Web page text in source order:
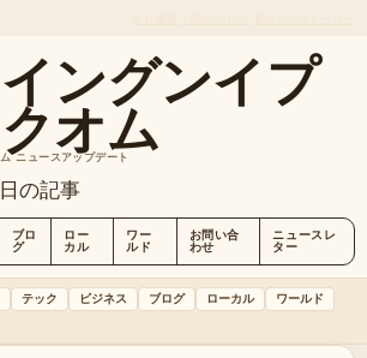
ングンイプ
オム
ニュースアップデート
の記事
ブロ
グ
ロー
カル
ワー
ルド
お問い合
わせ
ニュースレ
ター
テック ビジネス ブログ ローカル
ワールド